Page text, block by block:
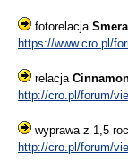
fotorelacja Smera
https://www.cro.pl/
relacja
http://cro.pl/forum/
wyprawa z 1,5
http://cro.pl/forum/